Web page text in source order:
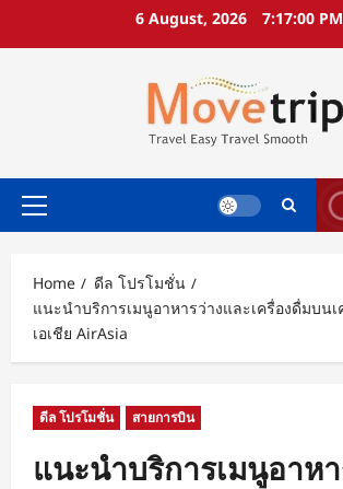
6 August, 2026 7:17:01 PM
Primary
Home
ดีล โปรโมชั่น
แนะนำบริการเมนูอาหารว่างและเครื่องดื่มบน
เอเชีย AirAsia
ดีล โปรโมชั่น สายการบิน
แนะนำบริการเมนูอาห